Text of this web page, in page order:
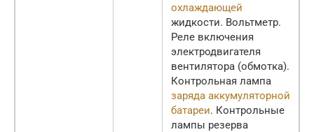
охлаждающей
жидкости. Вольтметр.
Реле включения
электродвигателя
вентилятора (обмотка).
Контрольная лампа
заряда аккумуляторной
батареи. Контрольные
лампы резерва